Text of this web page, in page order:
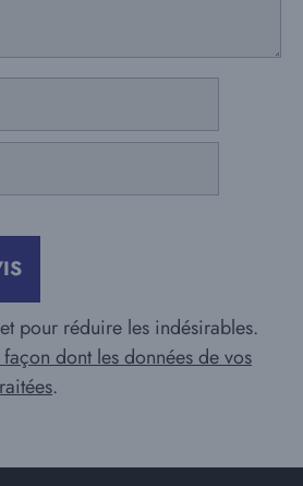
pour réduire les indésirables.
dont les données de vos
.